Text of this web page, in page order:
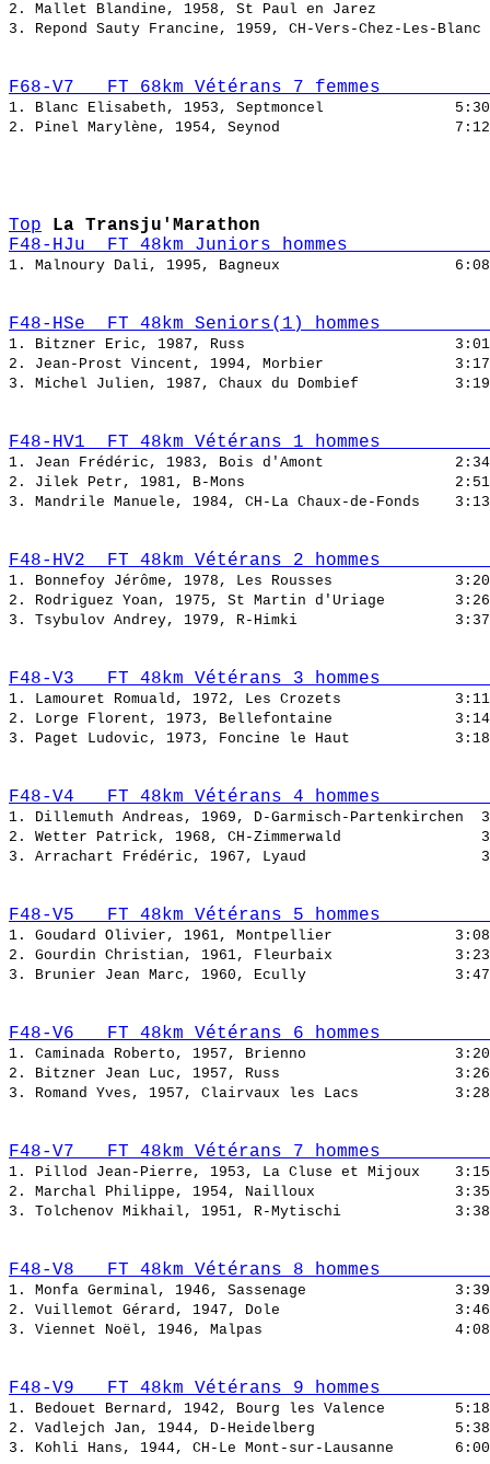
2. Mallet Blandine, 1958, St Paul en
3. Repond Sauty Francine, 1959, CH-Vers-Chez-Les-
F68-V7   FT 68km Vétérans 7 femmes
1. Blanc Elisabeth, 1953, Septmoncel
2. Pinel Marylène, 1954, Seynod
Top
La Transju'Marathon
F48-HJu  FT 48km Juniors hommes
1. Malnoury Dali, 1995, Bagneux
F48-HSe  FT 48km Seniors(1) hommes
1. Bitzner Eric, 1987, Russ
2. Jean-Prost Vincent, 1994, Morbier
3. Michel Julien, 1987, Chaux du Dombief
F48-HV1  FT 48km Vétérans 1 hommes
1. Jean Frédéric, 1983, Bois d'Amont
2. Jilek Petr, 1981, B-Mons
3. Mandrile Manuele, 1984, CH-La Chaux-de-Fonds
F48-HV2  FT 48km Vétérans 2 hommes
1. Bonnefoy Jérôme, 1978, Les Rousses
2. Rodriguez Yoan, 1975, St Martin d'Uriage
3. Tsybulov Andrey, 1979, R-Himki
F48-V3   FT 48km Vétérans 3 hommes
1. Lamouret Romuald, 1972, Les Crozets
2. Lorge Florent, 1973, Bellefontaine
3. Paget Ludovic, 1973, Foncine le Haut
F48-V4   FT 48km Vétérans 4 hommes
1. Dillemuth Andreas, 1969, D-Garmisch-Partenkirchen
2. Wetter Patrick, 1968, CH-Zimmerwald
3. Arrachart Frédéric, 1967, Lyaud
F48-V5   FT 48km Vétérans 5 hommes
1. Goudard Olivier, 1961, Montpellier
2. Gourdin Christian, 1961, Fleurbaix
3. Brunier Jean Marc, 1960, Ecully
F48-V6   FT 48km Vétérans 6 hommes
1. Caminada Roberto, 1957, Brienno
2. Bitzner Jean Luc, 1957, Russ
3. Romand Yves, 1957, Clairvaux les Lacs
F48-V7   FT 48km Vétérans 7 hommes
1. Pillod Jean-Pierre, 1953, La Cluse et Mijoux
2. Marchal Philippe, 1954, Nailloux
3. Tolchenov Mikhail, 1951, R-Mytischi
F48-V8   FT 48km Vétérans 8 hommes
1. Monfa Germinal, 1946, Sassenage
2. Vuillemot Gérard, 1947, Dole
3. Viennet Noël, 1946, Malpas
F48-V9   FT 48km Vétérans 9 hommes
1. Bedouet Bernard, 1942, Bourg les Valence
2. Vadlejch Jan, 1944, D-Heidelberg
3. Kohli Hans, 1944, CH-Le Mont-sur-Lausanne